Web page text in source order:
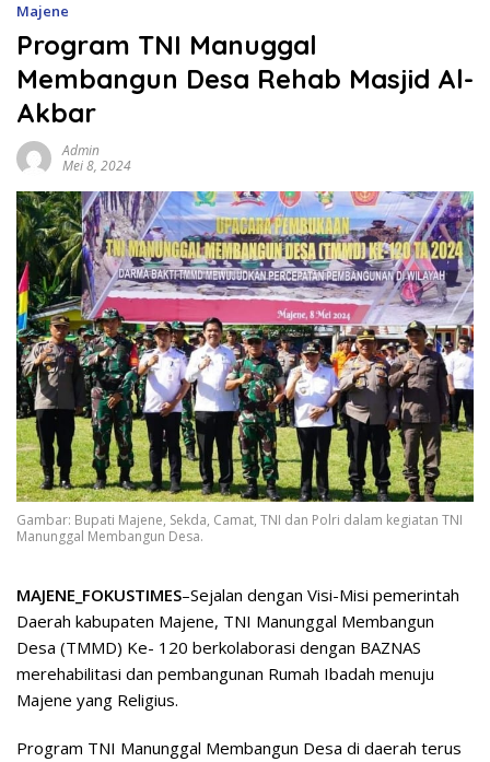
Majene
Program TNI Manuggal
Membangun Desa Rehab Masjid Al-
Akbar
Admin
Mei 8, 2024
Gambar: Bupati Majene, Sekda, Camat, TNI dan Polri dalam kegiatan TNI
Manunggal Membangun Desa.
MAJENE_FOKUSTIMES–Sejalan dengan Visi-Misi pemerintah
Daerah kabupaten Majene, TNI Manunggal Membangun
Desa (TMMD) Ke- 120 berkolaborasi dengan BAZNAS
merehabilitasi dan pembangunan Rumah Ibadah menuju
Majene yang Religius.
Program TNI Manunggal Membangun Desa di daerah terus